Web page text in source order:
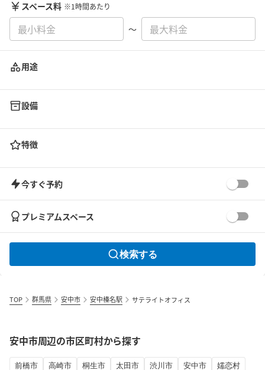
スペース料 ※1時間あたり
〜
用途
設備
特徴
今すぐ予約
プレミアムスペース
検索する
TOP 群馬県 安中市 安中榛名駅 サテライトオフィス
安中市周辺の市区町村から探す
前橋市 高崎市 桐生市 太田市 渋川市 安中市
嬬恋村